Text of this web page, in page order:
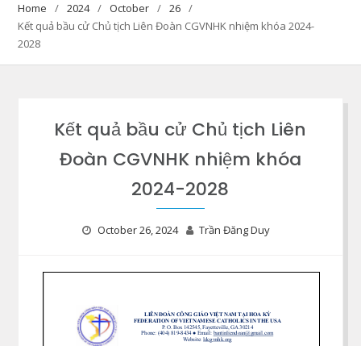
Home 2024 October
26
Kết quả bầu cử Chủ tịch Liên Đoàn CGVNHK nhiệm khóa 2024-
2028
Kết quả bầu cử Chủ tịch Liên
Đoàn CGVNHK nhiệm khóa
2024-2028
October 26, 2024 Trần Đăng Duy